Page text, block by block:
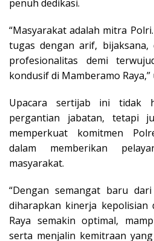
penuh dedikasi.
“Masyarakat adalah mitra
tugas dengan arif,
profesionalitas demi
kondusif di Mamberamo Raya,”
Upacara sertijab ini tidak
pergantian jabatan, tetapi
memperkuat komitmen
dalam memberikan
masyarakat.
“Dengan semangat baru
diharapkan kinerja kepolisian
Raya semakin optimal,
serta menjalin kemitraan